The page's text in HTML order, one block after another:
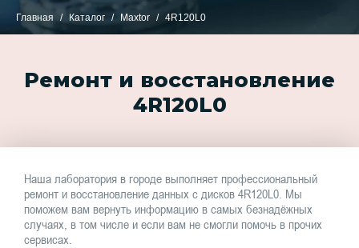
Главная Каталог Maxtor 4R120L0
Ремонт и восстановление
4R120L0
Наша лаборатория в городе выполняет профессиональный
ремонт и восстановление данных с дисков 4R120L0. Мы
поможем вам вернуть информацию в самых безнадёжных
случаях, в том числе и если вам не смогли помочь в прочих
сервисах.